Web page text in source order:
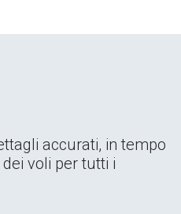
accurati, in tempo
voli per tutti i